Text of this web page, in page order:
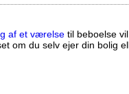
af et værelse til beboelse
om du selv ejer din bolig